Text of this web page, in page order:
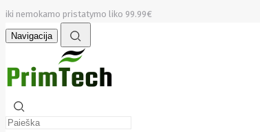
iki nemokamo pristatymo liko 99.99€
Navigacija